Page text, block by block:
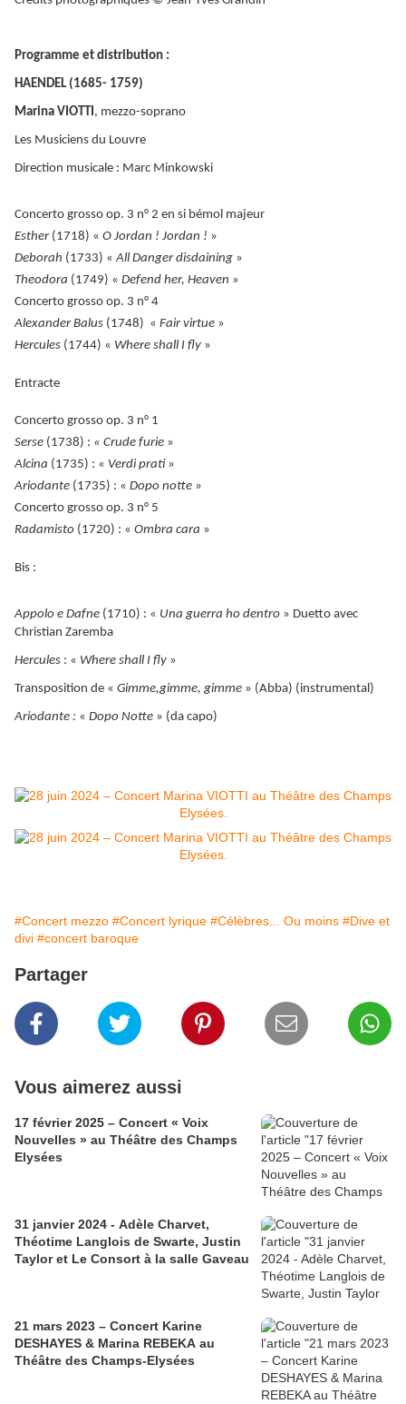
Programme et distribution :
HAENDEL (1685- 1759)
Marina VIOTTI, mezzo-soprano
Les Musiciens du Louvre
Direction musicale : Marc Minkowski
Concerto grosso op. 3 n° 2 en si bémol majeur
Esther(1718) « O Jordan ! Jordan ! »
Deborah (1733) «All Danger disdaining »
Theodora (1749) « Defend her, Heaven »
Concerto grosso op. 3 n° 4
Alexander Balus (1748) « Fair virtue »
Hercules (1744) « Where shall I fly »
Entracte
Concerto grosso op. 3 n° 1
Serse (1738) : « Crude furie »
Alcina (1735) : « Verdi prati»
Ariodante (1735) : « Dopo notte »
Concerto grosso op. 3 n° 5
Radamisto (1720) : « Ombra cara »
Bis :
Appolo e Dafne (1710) : « Una guerra ho dentro » Duetto avec
Christian Zaremba
Hercules : « Where shall I fly »
Transposition de « Gimme,gimme, gimme » (Abba) (instrumental)
Ariodante : « Dopo Notte » (da capo)
#Concert mezzo #Concert lyrique #Célèbres... Ou moins #Dive et
divi #concert baroque
Partager
Vous aimerez aussi
17 février 2025 – Concert « Voix
Nouvelles » au Théâtre des Champs
Elysées
31 janvier 2024 - Adèle Charvet,
Théotime Langlois de Swarte, Justin
Taylor et Le Consort à la salle Gaveau
21 mars 2023 – Concert Karine
DESHAYES & Marina REBEKA au
Théâtre des Champs-Elysées